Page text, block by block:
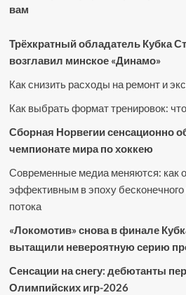
вам
Трёхкратный обладатель Кубка
возглавил минское «Динамо»
Как снизить расходы на ремонт и
Как выбрать формат тренировок:
Сборная Норвегии сенсационно
чемпионате мира по хоккею
Современные медиа меняются: как
эффективным в эпоху
потока
«Локомотив» снова в финале
вытащили невероятную серию
Сенсации на снегу: дебютанты
Олимпийских игр-2026